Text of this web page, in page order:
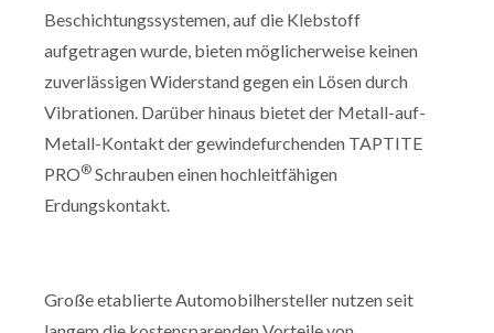
Beschichtungssystemen, auf die Klebstoff
aufgetragen wurde, bieten möglicherweise keinen
zuverlässigen Widerstand gegen ein Lösen durch
Vibrationen. Darüber hinaus bietet der Metall-auf-
Metall-Kontakt der gewindefurchenden TAPTITE
PRO® Schrauben einen hochleitfähigen
Erdungskontakt.
Große etablierte Automobilhersteller nutzen seit